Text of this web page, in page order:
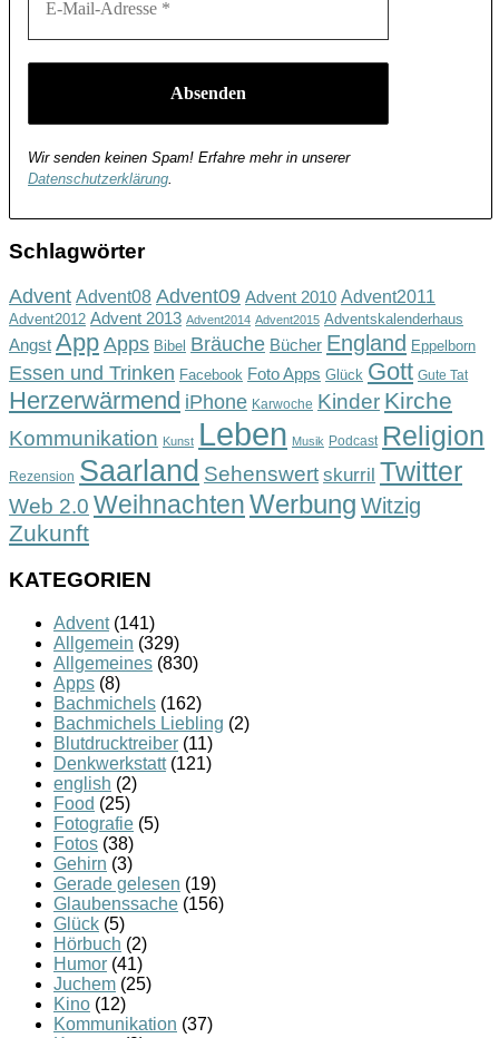
Wir senden keinen Spam! Erfahre mehr in unserer
Datenschutzerklärung
Schlagwörter
Advent Advent08 Advent09 Advent 2010 Advent2011
Advent2012 Advent 2013 Advent2014 Advent2015 Adventskalenderhaus
Angst App Apps Bibel Bräuche Bücher England Eppelborn
Essen und Trinken Facebook Foto Apps Glück Gott Gute Tat
Herzerwärmend iPhone Karwoche Kinder Kirche
Kommunikation Kunst Leben Musik Podcast Religion
Rezension Saarland Sehenswert skurril Twitter
Web 2.0 WeihnachtenWerbung Witzig
Zukunft
KATEGORIEN
Advent(141)
Allgemein (329)
Allgemeines (830)
Apps (8)
Bachmichels (162)
Bachmichels Liebling (2)
Blutdrucktreiber (11)
Denkwerkstatt(121)
english (2)
Food (25)
Fotografie (5)
Fotos (38)
Gehirn (3)
Gerade gelesen (19)
Glaubenssache (156)
Glück (5)
Hörbuch (2)
Humor (41)
Juchem (25)
Kino (12)
Kommunikation (37)